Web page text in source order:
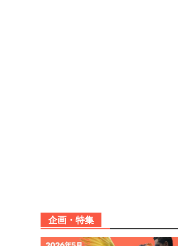
企画・特集